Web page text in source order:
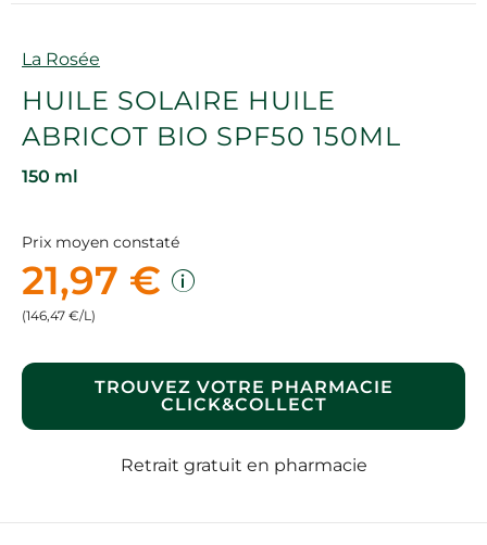
Marque
La Rosée
HUILE SOLAIRE HUILE
ABRICOT BIO SPF50 150ML
150 ml
Prix moyen constaté
21,97 €
(146,47 €/L)
TROUVEZ VOTRE PHARMACIE
CLICK&COLLECT
Retrait gratuit en pharmacie